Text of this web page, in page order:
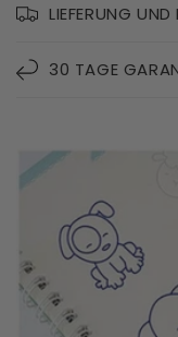
LIEFERUNG
30 TAGE